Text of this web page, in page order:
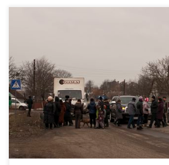
Жителі мікрорайону Садгори (вул.
які суботнім ранком безперестанку
переходом, на дві години заблокували
Таким чином люди намагалися привернути
до їхніх проблем, які роками
Тиждень тому ми писали про скарги
намагання достукатися до чиновників. […]